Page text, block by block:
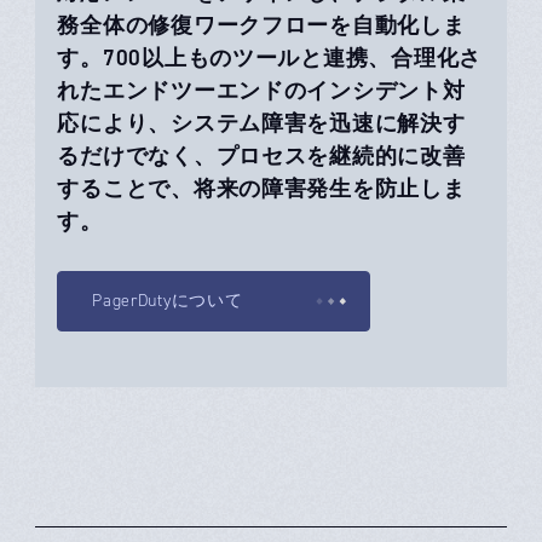
務全体の修復ワークフローを自動化しま
す。700以上ものツールと連携、合理化さ
れたエンドツーエンドのインシデント対
応により、システム障害を迅速に解決す
るだけでなく、プロセスを継続的に改善
することで、将来の障害発生を防止しま
す。
PagerDutyについて